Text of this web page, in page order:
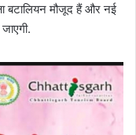
बटालियन मौजूद हैं और नई